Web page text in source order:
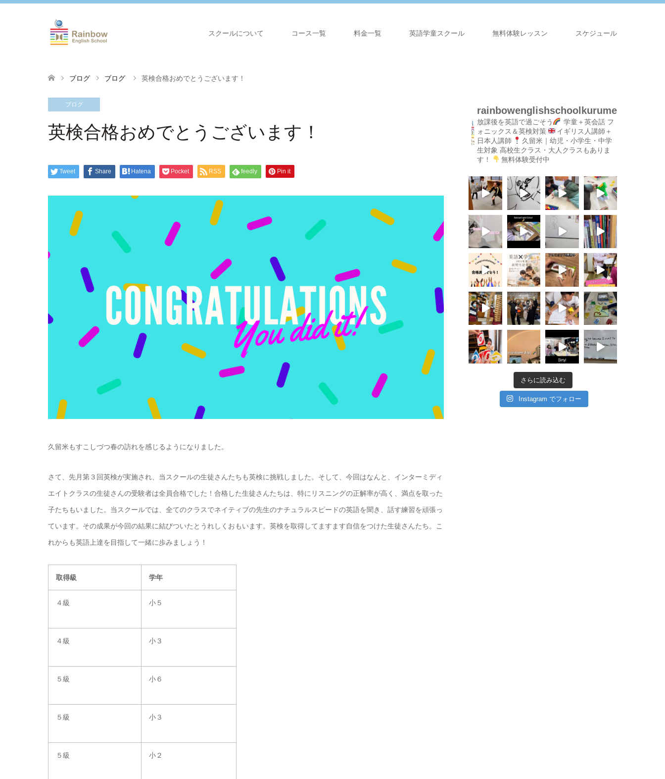
スクールについて コース一覧 料金一覧 英語学童スクール 無料体験レッスン スケジュール
ブログ ブログ 英検合格おめでとうございます！
ブログ
英検合格おめでとうございます！
Tweet Share Hatena Pocket RSS feedly Pin it
久留米もすこしづつ春の訪れを感じるようになりました。
さて、 先月第３回英検が実施され、当スクールの生徒さんたちも英検に挑戦しました。そして、今回はなんと、インターミディ
エイトクラスの生徒さんの受験者は全員合格でした！合格した生徒さんたちは、特にリスニングの正解率が高く、満点を取った
子たちもいました。当スクールでは、全てのクラスでネイティブの先生のナチュラルスピードの英語を聞き、話す練習を頑張っ
ています。その成果が今回の結果に結びついたとうれしくおもいます。英検を取得してますます自信をつけた生徒さんたち。こ
れからも英語上達を目指して一緒に歩みましょう！
取得級 学年
４級 小５
４級 小３
５級 小６
５級 小３
５級 小２
rainbowenglishschoolkurume
放課後を英語で過ごそう 学童＋英会話 フ
ォニックス＆英検対策
イギリス人講師＋
日本人講師
久留米｜幼児・小学生・中学
生対象 高校生クラス・大人クラスもありま
す！
無料体験受付中
さらに読み込む
Instagram でフォロー